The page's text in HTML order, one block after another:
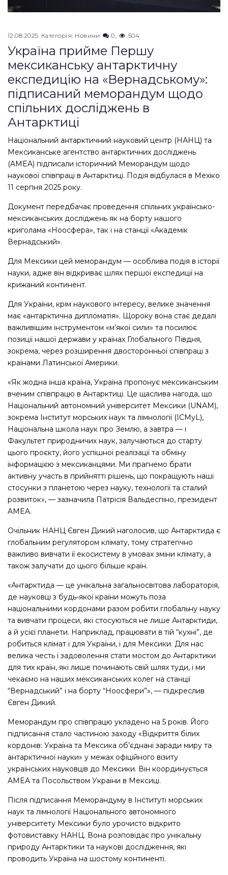
12.08.2025 Категорія: Новини 0 504
Україна прийме Першу
мексиканську антарктичну
експедицію на «Вернадському»:
підписаний меморандум щодо
спільних досліджень в
Антарктиці
Національний антарктичний науковий центр (НАНЦ) та
Мексиканське агентство антарктичних досліджень
(AMEA) підписали історичний Меморандум щодо
наукової співпраці в Антарктиці. Подія відбулася в Мехіко
11 серпня 2025 року.
Документ передбачає проведення спільних українсько-
мексиканських досліджень як на борту нашого
криголама «Ноосфера», так і на станції «Академік
Вернадський».
Для Мексики цей меморандум — особлива подія в історії
науки, адже він відкриває шлях першої експедиції на
крижаний континент.
Для України, крім наукового інтересу, велике значення
має «антарктична дипломатія». Щороку вона стає дедалі
важливішим інструментом «м’якої сили» та посилює
позиції нашої держави у країнах Глобального Півдня,
зокрема, через розширення двосторонньої співпраці з
країнами Латинської Америки.
«Як жодна інша країна, Україна пропонує мексиканським
вченим співпрацю в Антарктиці. Це щаслива нагода, що
Національний автономний університет Мексики (UNAM),
зокрема Інститут морських наук та лімнології (ICMyL),
Національна школа наук про Землю, а завтра — і
Факультет природничих наук, залучаються до старту
цього проєкту, його успішної реалізації та обміну
інформацією з мексиканцями. Ми прагнемо брати
активну участь в прийнятті рішень, що покращують наші
стосунки з планетою через науку, технології та сталий
розвиток», — зазначила Патрісія Вальдеспіно, президент
AMEA.
Очільник НАНЦ Євген Дикий наголосив, що Антарктида є
глобальним регулятором клімату, тому стратегічно
важливо вивчати її екосистему в умовах зміни клімату, а
також залучати до цього більше країн.
«Антарктида — це унікальна загальносвітова лабораторія,
де науковці з будь-якої країни можуть поза
національними кордонами разом робити глобальну науку
та вивчати процеси, які стосуються не лише Антарктиди,
а й усієї планети. Наприклад, працювати в тій “кухні”, де
робиться клімат і для України, і для Мексики. Для нас
велика честь і задоволення стати мостом до Антарктики
для тих країн, які лише починають свій шлях туди, і ми
чекаємо на наших мексиканських колег на станції
“Вернадський” і на борту “Ноосфери”», — підкреслив
Євген Дикий.
Меморандум про співпрацю укладено на 5 років. Його
підписання стало частиною заходу «Відкриття білих
кордонів: Україна та Мексика об’єднані заради миру та
антарктичної науки» у межах офіційного візиту
українських науковців до Мексики. Він координується
AMEA та Посольством України в Мексиці.
Після підписання Меморандуму в Інституті морських
наук та лімнології Національного автономного
університету Мексики було урочисто відкрито
фотовиставку НАНЦ. Вона розповідає про унікальну
природу Антарктики та наукові дослідження, які
проводить Україна на шостому континенті.